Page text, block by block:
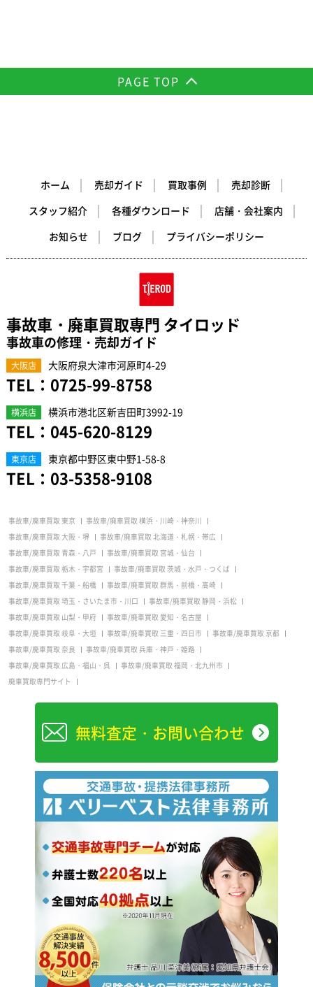
PAGE TOP
ホーム 売却ガイド 買取事例
売却診断
スタッフ紹介
各種ダウンロード
店舗・会社案内
お知らせ
ブログ プライバシーポリシー
事故車・廃車買取専門 タイロッド
事故車の修理・売却ガイド
大阪店 大阪府泉大津市河原町4-29
TEL： 0725-99-8758
横浜店 横浜市港北区新吉田町3992-19
TEL： 045-620-8129
東京店 東京都中野区東中野1-58-8
TEL： 03-5358-9108
事故車/廃車買取 東京
事故車/廃車買取 横浜・川崎・神奈川
事故車/廃車買取 大阪・堺
事故車/廃車買取 北海道・札幌・帯広
事故車/廃車買取 青森・八戸
事故車/廃車買取 宮城・仙台
事故車/廃車買取 栃木・宇都宮
事故車/廃車買取 茨城・水戸・つくば
事故車/廃車買取 千葉・船橋
事故車/廃車買取 群馬・前橋・高崎
事故車/廃車買取 埼玉・さいたま市・川口
事故車/廃車買取 静岡・浜松
事故車/廃車買取 山梨・甲府
事故車/廃車買取 愛知・名古屋
事故車/廃車買取 岐阜・大垣
事故車/廃車買取 三重・四日市
事故車/廃車買取 京都
事故車/廃車買取 奈良
事故車/廃車買取 兵庫・神戸・姫路
事故車/廃車買取 広島・福山・呉
事故車/廃車買取 福岡・北九州市
廃車買取専門サイト
無料査定・お問い合わせ